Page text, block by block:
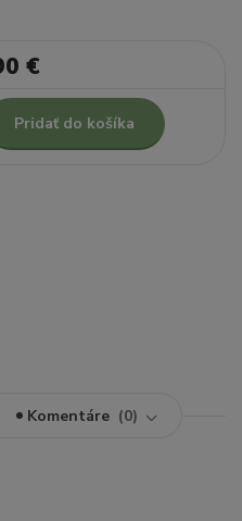
€
Pridať do košíka
Komentáre 0